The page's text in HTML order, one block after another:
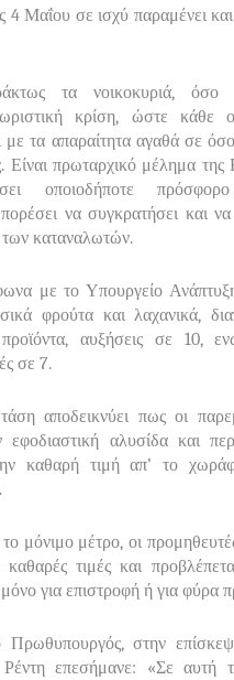
4 Μαΐου σε ισχύ παραμένει
τα νοικοκυριά, όσο
κρίση, ώστε κάθε
με τα απαραίτητα αγαθά σε
Είναι πρωταρχικό μέλημα
οποιοδήποτε
να συγκρατήσει και να
των καταναλωτών.
με το Υπουργείο
φρούτα και λαχανικά,
αυξήσεις σε 10,
σε 7.
αποδεικνύει πως οι
αλυσίδα και
καθαρή τιμή απ’ το
μόνιμο μέτρο, οι
τιμές και
για επιστροφή ή για φύρα
στην
επεσήμανε: «Σε αυτή